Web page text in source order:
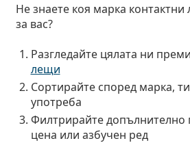
Не знаете коя марка
за вас?
Разгледайте цялата ни
лещи
Сортирайте според марка,
употреба
Филтрирайте допълнително
цена или азбучен ред